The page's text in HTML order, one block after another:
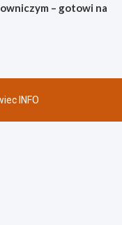
– gotowi na
INFO